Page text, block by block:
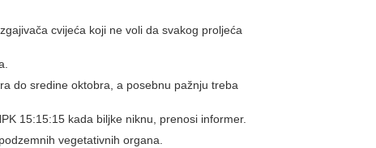
cvijeća koji ne voli da svakog proljeća
do sredine oktobra, a posebnu pažnju treba
15:15:15 kada biljke niknu, prenosi informer.
vegetativnih organa.